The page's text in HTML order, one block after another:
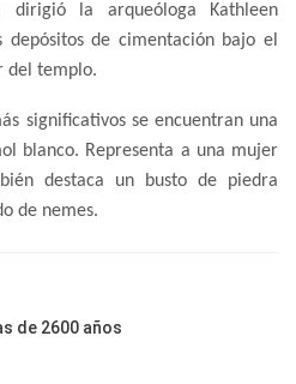
dirigió la arqueóloga Kathleen
depósitos de cimentación bajo el
del templo.
significativos se encuentran una
blanco. Representa a una mujer
destaca un busto de piedra
de nemes.
de 2600 años